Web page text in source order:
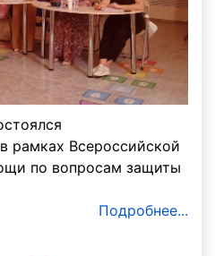
рамках Всероссийской
по вопросам защиты
Подробнее...